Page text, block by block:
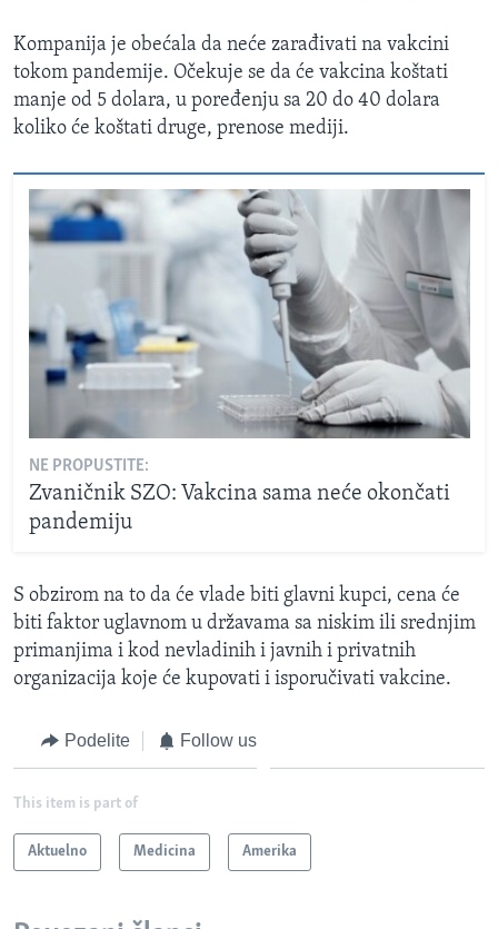
Kompanija je obećala da neće zarađivati na vakcini
tokom pandemije. Očekuje se da će vakcina koštati
manje od 5 dolara, u poređenju sa 20 do 40 dolara
koliko će koštati druge, prenose mediji.
NE PROPUSTITE:
Zvaničnik SZO: Vakcina sama neće okončati
pandemiju
S obzirom na to da će vlade biti glavni kupci, cena će
biti faktor uglavnom u državama sa niskim ili srednjim
primanjima i kod nevladinih i javnih i privatnih
organizacija koje će kupovati i isporučivati vakcine.
Podelite Follow us
This item is part of
Aktuelno Medicina Amerika